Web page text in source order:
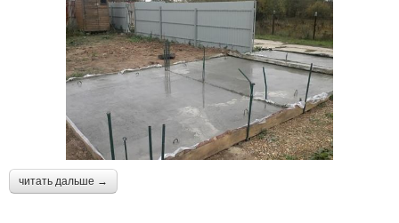
читать дальше →